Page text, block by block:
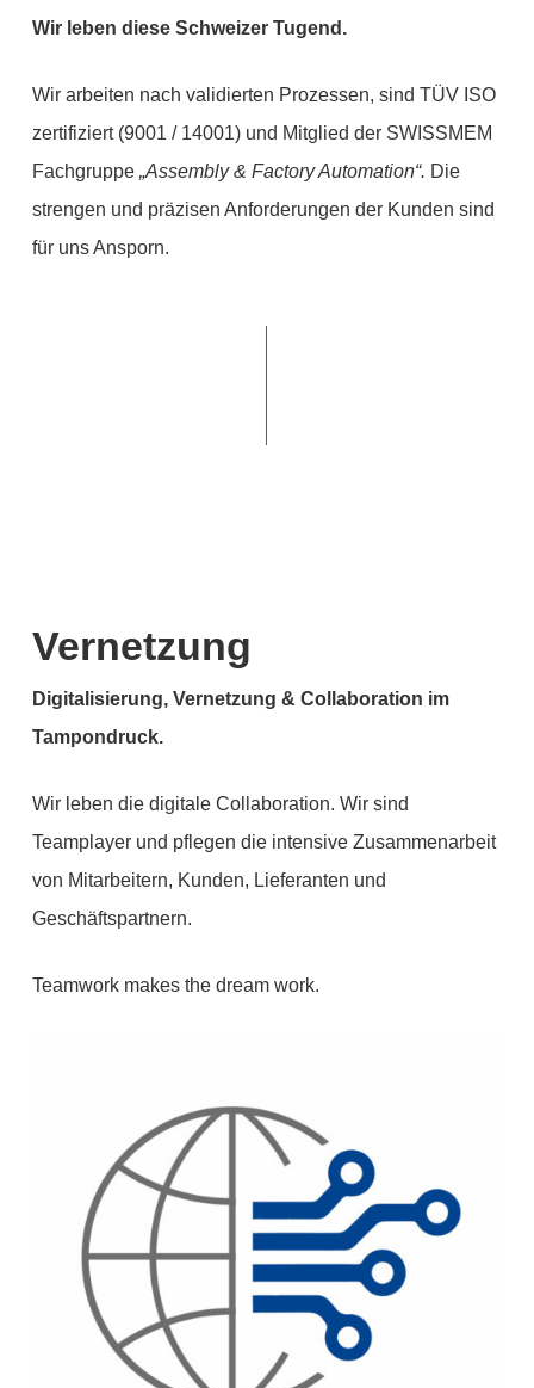
Wir leben diese Schweizer Tugend.
Wir arbeiten nach validierten Prozessen, sind TÜV ISO
zertifiziert (9001 / 14001) und Mitglied der SWISSMEM
Fachgruppe „Assembly& Factory Automation“. Die
strengen und präzisen Anforderungen der Kunden sind
für uns Ansporn.
Vernetzung
Digitalisierung, Vernetzung & Collaboration im
Tampondruck.
Wir leben die digitale Collaboration. Wir sind
Teamplayer und pflegen die intensive Zusammenarbeit
von Mitarbeitern, Kunden, Lieferanten und
Geschäftspartnern.
Teamwork makes the dream work.